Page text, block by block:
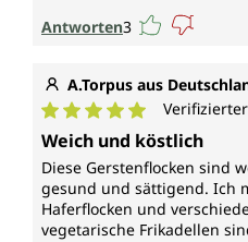
Antworten3
A.Torpus aus
Durchschnittliche
Weich und köstlich
Diese Gerstenflocken sind
gesund und sättigend. Ich
Haferflocken und
vegetarische Frikadellen